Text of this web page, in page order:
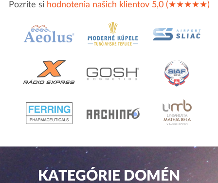
Pozrite si hodnotenia našich klientov 5,0 (★★★★★)
KATEGÓRIE DOMÉN